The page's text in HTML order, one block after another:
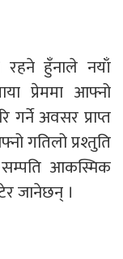
रहने हुँनाले नयाँ
प्रेममा आफ्नो
अवसर प्राप्त
गतिलो प्रश्तुति
आकस्मिक
जानेछन् ।